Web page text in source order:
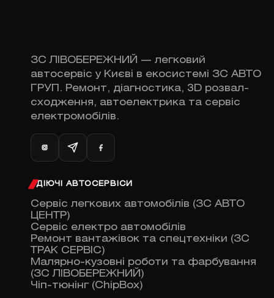
ЗС ЛІВОБЕРЕЖНИЙ — легковий
автосервіс у Києві в екосистемі ЗС АВТО
ГРУП. Ремонт, діагностика, 3D розвал-
сходження, автоелектрика та сервіс
електромобілів.
ДІЮЧІ АВТОСЕРВІСИ
Сервіс легкових автомобілів (ЗС АВТО
ЦЕНТР)
Сервіс електро автомобілів
Ремонт вантажівок та спецтехніки (ЗС
ТРАК СЕРВІС)
Малярно-кузовні роботи та фарбування
(ЗС ЛІВОБЕРЕЖНИЙ)
Чіп-тюнінг (ChipBox)